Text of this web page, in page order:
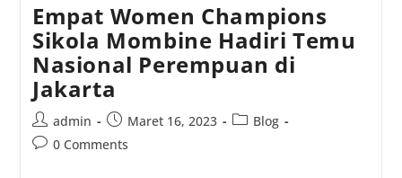
Empat Women Champions
Sikola Mombine Hadiri Temu
Nasional Perempuan di
Jakarta
Post
author:
admin
Post
published:
Maret 16, 2023
PostBlog
Post0 Comments